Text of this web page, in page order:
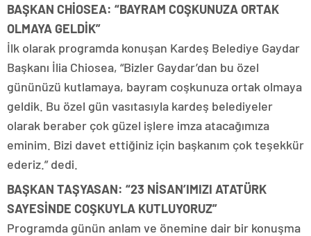
BAŞKAN CHİOSEA: “BAYRAM COŞKUNUZA ORTAK
OLMAYA GELDİK”
İlk olarak programda konuşan Kardeş Belediye Gaydar
Başkanı İlia Chiosea, “Bizler Gaydar’dan bu özel
gününüzü kutlamaya, bayram coşkunuza ortak olmaya
geldik. Bu özel gün vasıtasıyla kardeş belediyeler
olarak beraber çok güzel işlere imza atacağımıza
eminim. Bizi davet ettiğiniz için başkanım çok teşekkür
ederiz.” dedi.
BAŞKAN TAŞYASAN: “23 NİSAN’IMIZI ATATÜRK
SAYESİNDE COŞKUYLA KUTLUYORUZ”
Programda günün anlam ve önemine dair bir konuşma